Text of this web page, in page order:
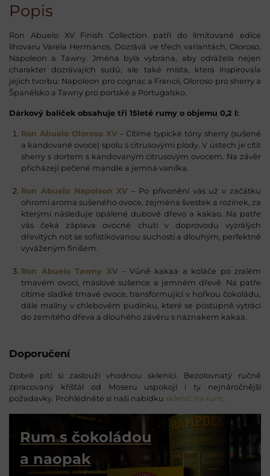
Popis
Ron Abuelo XV Finish Collection patří do limitované edice
lihovaru Varela Hermanos. Dozrává ve třech variantách, Oloroso,
Napoleon a Tawny. Jména byla vybrána, aby odrážela nejen
charakter dozrávajích sudů, ale také místa, která inspirovala
jejich tvorbu: Napoleon pro cognac a Francii, Oloroso pro sherry a
Španělsko a Tawny pro portské a Portugalsko.
Dárkový balíček obsahuje tři 15leté rumy o objemu 0,2 l:
Ron Abuelo Oloroso XV – Cítíme typické tóny sherry (sušené
a kandované ovoce) spolu s citrusovými plody. V ústech je cítit
sherry s dortem s kandovaným citrusovým ovocem. Na závěr
přicházejí pečené mandle a jemná vanilka.
Ron Abuelo Napoleon XV – Po přivonění vás už v začátku
ohromí aroma sušeného ovoce, zejména švestek a rozinek, za
kterými následuje opálené dubové dřevo a kakao. Na patře
vás čeká záplava ovocné chuti v doprovodu vyzrálých
dřevitých not se sofistikovanou suchostí a dlouhým, perfektně
vyváženým finišem.
Ron Abuelo Tawny XV – Vůně kakaa a koláče po zralém
tmavém ovoci, máslové sušence a jemném dřevě. Na patře
cítíme sladké tmavé ovoce, transformující v hořkou čokoládu,
dále maliny v chlebovém pudinku, které se postupně vytrácí
do zemitého dřeva a dlouhého závěru s náznakem kakaa.
Doporučení
Dobré pití si zaslouží vhodnou sklenici. Bezolovnatý ručně
zpracovaný křišťál od Moseru uspokojí i ty nejnáročnější
požadavky. Prohlédněte si naši nabídku sklenic na rum
Rum s čokoládou
a naopak